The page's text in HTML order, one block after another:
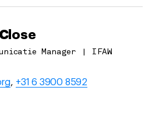
Manager | IFAW
, +31 6 3900 8592